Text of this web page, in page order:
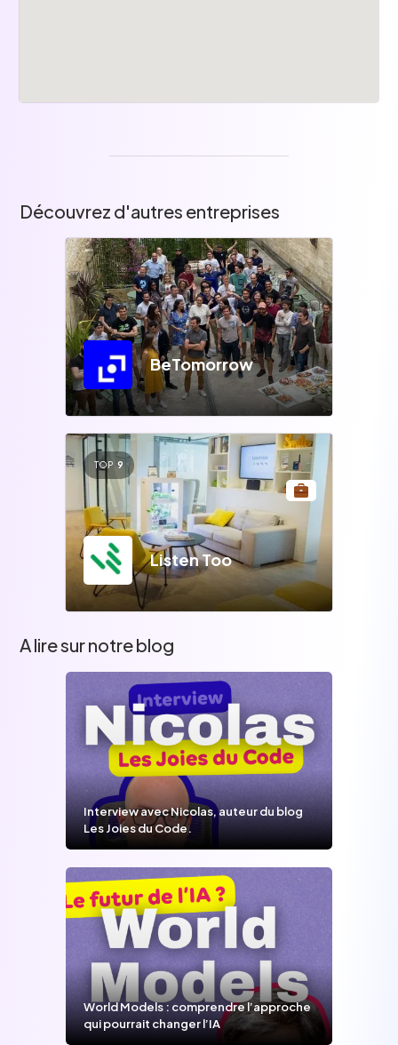
Découvrez d'autres entreprises
BeTomorrow
TOP 9
Listen Too
A lire sur notre blog
Interview avec Nicolas, auteur du blog
Les Joies du Code.
World Models : comprendre l’approche
qui pourrait changer l’IA